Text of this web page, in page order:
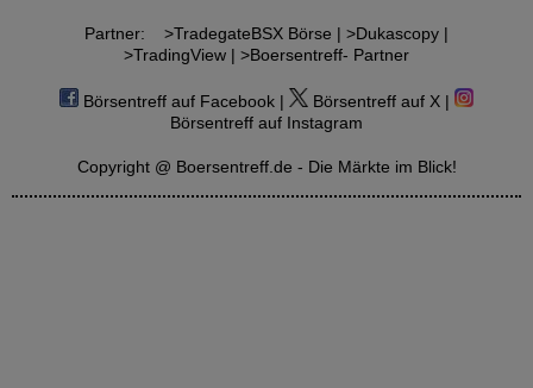
Partner: >TradegateBSX Börse | >Dukascopy |
>TradingView | >Boersentreff- Partner
Börsentreff auf Facebook |
Börsentreff auf X |
Börsentreff auf Instagram
Copyright @ Boersentreff.de - Die Märkte im Blick!